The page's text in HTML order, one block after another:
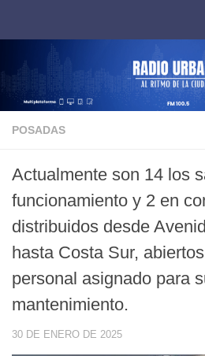
POSADAS
Actualmente son 14 los
funcionamiento y 2 en
distribuidos desde
hasta Costa Sur,
personal asignado para
mantenimiento.
30 DE ENERO DE 2025